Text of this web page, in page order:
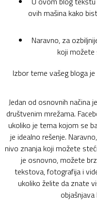
ovih mašina kako
Naravno, za
koji
Izbor teme vašeg bloga
Jedan od osnovnih načina
društvenim mrežama.
ukoliko je tema kojom se
je idealno rešenje.
nivo znanja koji možete
je osnovno, možete
tekstova, fotografija i
ukoliko želite da znate